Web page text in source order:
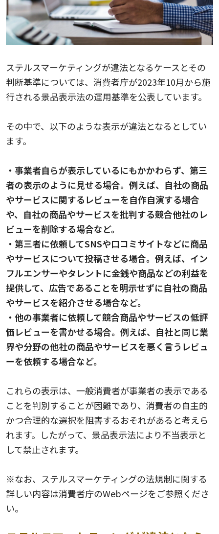
ステルスマーケティングが違法となるケースとその
判断基準については、消費者庁が2023年10月から施
行される景品表示法の運用基準を公表しています。
その中で、以下のような表示が違法となるとしてい
ます。
・事業者自らが表示しているにもかかわらず、第三
者の表示のように見せる場合。例えば、自社の商品
やサービスに関するレビューを自作自演する場合
や、自社の商品やサービスを批判する競合他社のレ
ビューを削除する場合など。
・第三者に依頼してSNSや口コミサイトなどに商品
やサービスについて投稿させる場合。例えば、イン
フルエンサーやタレントに金銭や商品などの利益を
提供して、広告であることを明示せずに自社の商品
やサービスを紹介させる場合など。
・他の事業者に依頼して競合商品やサービスの低評
価レビューを書かせる場合。例えば、自社と同じ業
界や分野の他社の商品やサービスを悪く言うレビュ
ーを依頼する場合など。
これらの表示は、一般消費者が事業者の表示である
ことを判別することが困難であり、消費者の自主的
かつ合理的な選択を阻害するおそれがあると考えら
れます。したがって、景品表示法により不当表示と
して禁止されます。
※なお、ステルスマーケティングの法規制に関する
詳しい内容は消費者庁のWebページをご参照くださ
い。